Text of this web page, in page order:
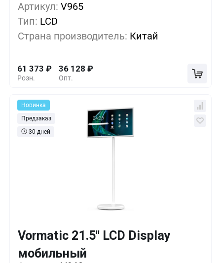
Артикул: V965
Тип: LCD
Страна производитель: Китай
Розн.
61 373 ₽
Опт.
36 128 ₽
1+ 0%
5+
10+ -27%
Новинка
Предзаказ
30 дней
Vormatic 21.5" LCD Display
мобильный
Кол-во Выгода